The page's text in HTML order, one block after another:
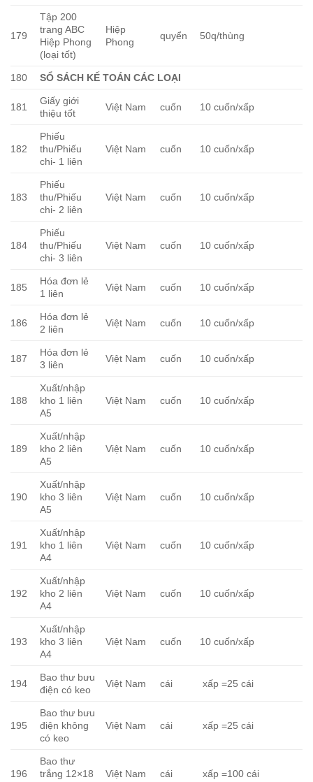
179
Tập 200
trang ABC
Hiệp Phong
(loại tốt)
Hiệp
Phong
quyển 50q/thùng
180 SỔ SÁCH KẾ TOÁN CÁC LOẠI
181
Giấy giới
thiệu tốt
Việt Nam cuốn 10 cuốn/xấp
182
Phiếu
thu/Phiếu
chi- 1 liên
Việt Nam cuốn 10 cuốn/xấp
183
Phiếu
thu/Phiếu
chi- 2 liên
Việt Nam cuốn 10 cuốn/xấp
184
Phiếu
thu/Phiếu
chi- 3 liên
Việt Nam cuốn 10 cuốn/xấp
185
Hóa đơn lẻ
1 liên
Việt Nam cuốn 10 cuốn/xấp
186
Hóa đơn lẻ
2 liên
Việt Nam cuốn 10 cuốn/xấp
187
Hóa đơn lẻ
3 liên
Việt Nam cuốn 10 cuốn/xấp
188
Xuất/nhập
kho 1 liên
A5
Việt Nam cuốn 10 cuốn/xấp
189
Xuất/nhập
kho 2 liên
A5
Việt Nam cuốn 10 cuốn/xấp
190
Xuất/nhập
kho 3 liên
A5
Việt Nam cuốn 10 cuốn/xấp
191
Xuất/nhập
kho 1 liên
A4
Việt Nam cuốn 10 cuốn/xấp
192
Xuất/nhập
kho 2 liên
A4
Việt Nam cuốn 10 cuốn/xấp
193
Xuất/nhập
kho 3 liên
A4
Việt Nam cuốn 10 cuốn/xấp
194
Bao thư bưu
điện có keo
Việt Nam cái xấp =25 cái
195
Bao thư bưu
điện không
có keo
Việt Nam cái xấp =25 cái
196
Bao thư
trắng 12×18
Việt Nam cái xấp =100 cái